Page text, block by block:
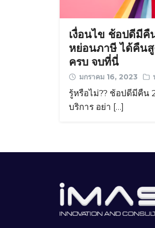
เงื่อนไข ช้อปดีมี
หย่อนภาษี ได้คืนสู
ครบ จบที่นี่
มกราคม 16, 2023
รู้หรือไม่?? ช้อปดีมีคืน
บริการ อย่า […]